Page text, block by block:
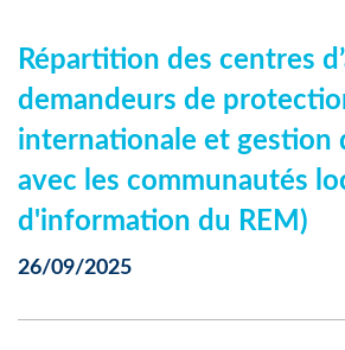
Répartition des centres
demandeurs de
internationale et gestion
avec les communautés
d'information du REM)
26/09/2025